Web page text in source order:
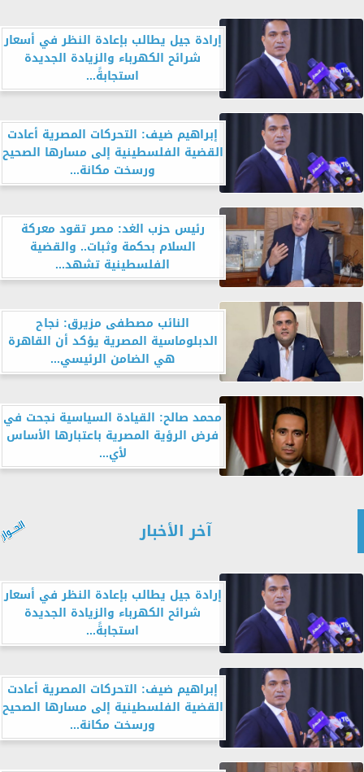
إرادة جيل يطالب بإعادة النظر في أسعار
شرائح الكهرباء والزيادة الجديدة
استجابةً...
إبراهيم ضيف: التحركات المصرية أعادت
القضية الفلسطينية إلى مسارها الصحيح
ورسخت مكانة...
رئيس حزب الغد: مصر تقود معركة
السلام بحكمة وثبات.. والقضية
الفلسطينية تشهد...
النائب مصطفى مزيرق: نجاح
الدبلوماسية المصرية يؤكد أن القاهرة
هي الضامن الرئيسي...
محمد صالح: القيادة السياسية نجحت في
فرض الرؤية المصرية باعتبارها الأساس
لأي...
آخر الأخبار
إرادة جيل يطالب بإعادة النظر في أسعار
شرائح الكهرباء والزيادة الجديدة
استجابةً...
إبراهيم ضيف: التحركات المصرية أعادت
القضية الفلسطينية إلى مسارها الصحيح
ورسخت مكانة...